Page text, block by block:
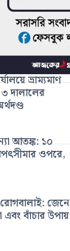
ভ্রাম্যমাণ
দালালের
আতঙ্ক: ১০
ওপরে,
জেনে
বাঁচার উপায়